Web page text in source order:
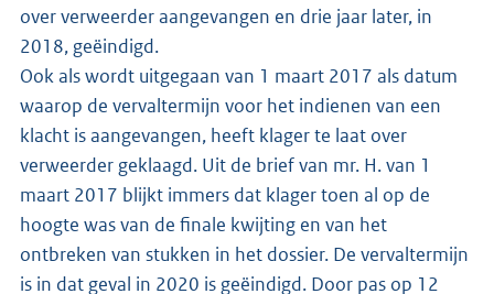
over verweerder aangevangen en drie jaar later, in
2018, geëindigd.
Ook als wordt uitgegaan van 1 maart 2017 als datum
waarop de vervaltermijn voor het indienen van een
klacht is aangevangen, heeft klager te laat over
verweerder geklaagd. Uit de brief van mr. H. van 1
maart 2017 blijkt immers dat klager toen al op de
hoogte was van de finale kwijting en van het
ontbreken van stukken in het dossier. De vervaltermijn
is in dat geval in 2020 is geëindigd. Door pas op 12